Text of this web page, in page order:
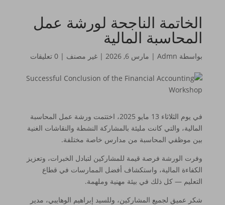
الخاتمة الناجحة لورشة عمل
المحاسبة المالية
بواسطة Admn
| مارس 6, 2026 | غير مصنف | 0 تعليقات
في يوم الثلاثاء 13 مايو 2025، اختتمت ورشة عمل المحاسبة
المالية، والتي كانت مليئة بالمشاركة النشطة والنقاشات الغنية
بين موظفي المحاسبة من مدارس خاصة مختلفة.
وفرت الورشة فرصة قيمة للمشاركين لتبادل الخبرات، وتعزيز
الكفاءة المالية، واستكشاف أفضل الممارسات في قطاع
التعليم — كل ذلك في بيئة مهنية وملهمة.
شكر عميق لجميع المشاركين، وللسيد إبراهيم الوهايبي، مدير